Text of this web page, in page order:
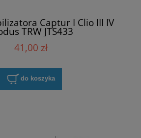
Captur I Clio III IV
TRW JTS433
41,00 zł
do koszyka